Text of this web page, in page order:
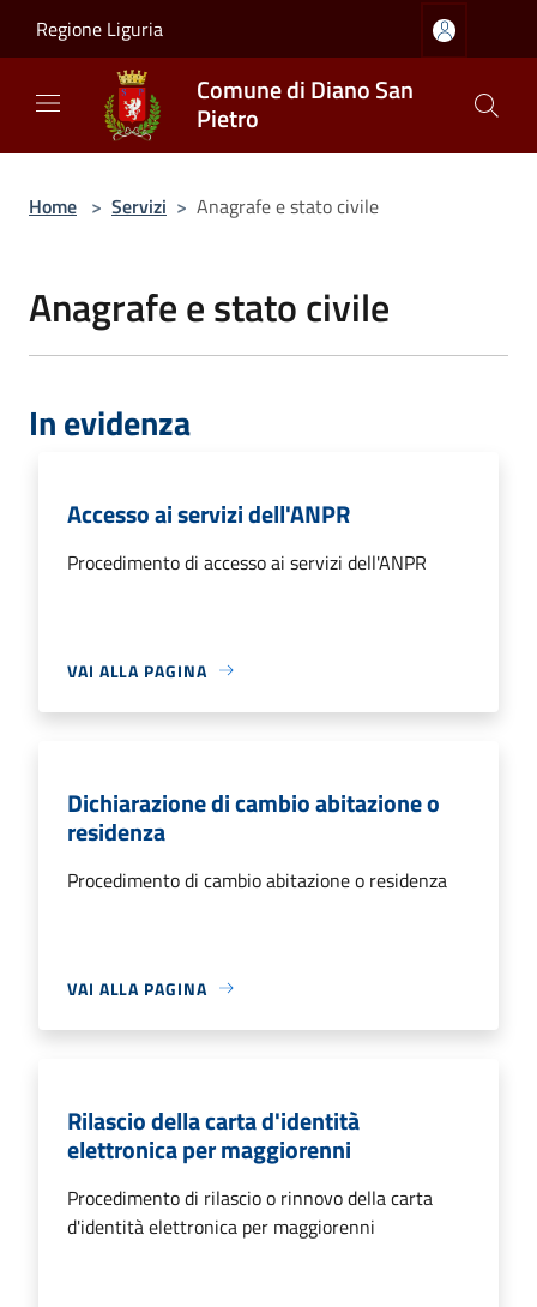
Regione Liguria
Comune di Diano San
Pietro
Home > Servizi > Anagrafe e stato civile
Anagrafe e stato civile
In evidenza
Accesso ai servizi dell'ANPR
Procedimento di accesso ai servizi dell'ANPR
VAI ALLA PAGINA
Dichiarazione di cambio abitazione o
residenza
Procedimento di cambio abitazione o residenza
VAI ALLA PAGINA
Rilascio della carta d'identità
elettronica per maggiorenni
Procedimento di rilascio o rinnovo della carta
d'identità elettronica per maggiorenni